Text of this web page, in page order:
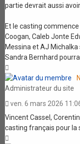
partie devrait aussi
Et le casting
Coogan, Caleb Jonte
Messina et AJ
Sandra Bernhard
Administrateur du site
ven. 6 mars 2026
Vincent Cassel,
casting français pour la